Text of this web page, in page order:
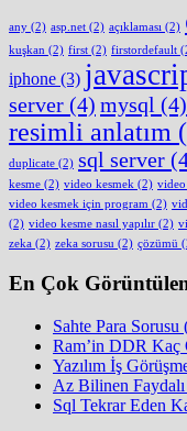
any (2) asp.net (2) açıklaması (2)
kuşkan (2) first (2) firstordefault
iphone (3)
server (4) mysql (4)
resimli anlatım
duplicate (2) sql server
kesme (2) video kesmek (2) video
video kesmek için program (2)
(2) video kesme nasıl yapılır (2)
zeka (2) zeka sorusu (2) çözümü
En Çok
Sahte Para
Ram’in DDR Kaç
Yazılım İş
Az Bilinen
Sql Tekrar Eden